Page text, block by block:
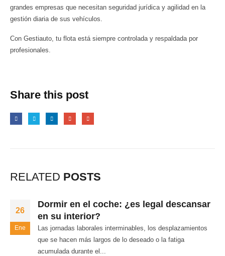
grandes empresas que necesitan seguridad jurídica y agilidad en la
gestión diaria de sus vehículos.
Con Gestiauto, tu flota está siempre controlada y respaldada por
profesionales.
Share this post
RELATED POSTS
26
Ene
Dormir en el coche: ¿es legal descansar
en su interior?
Las jornadas laborales interminables, los desplazamientos
que se hacen más largos de lo deseado o la fatiga
acumulada durante el...